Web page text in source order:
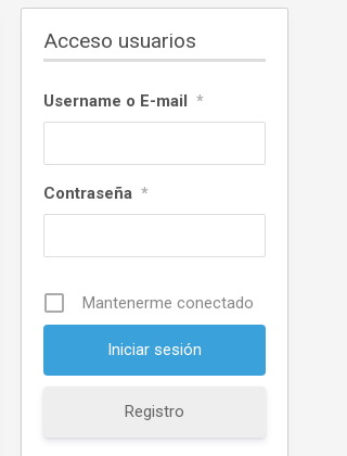
Acceso usuarios
Username o E-mail *
Contraseña *
Mantenerme conectado
Registro